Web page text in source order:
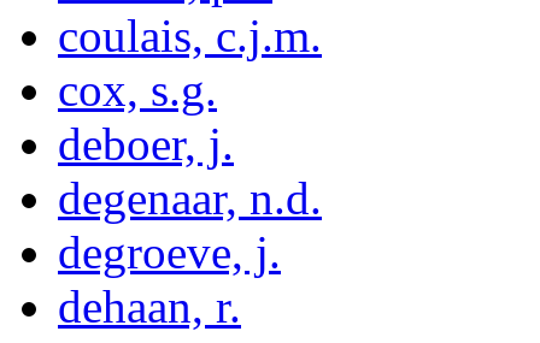
coulais, c.j.m.
cox, s.g.
deboer, j.
degenaar, n.d.
degroeve, j.
dehaan, r.